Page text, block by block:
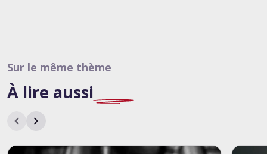
Sur le même thème
À lire aussi